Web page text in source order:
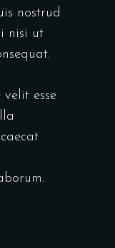
nostrud
nisi ut
esse